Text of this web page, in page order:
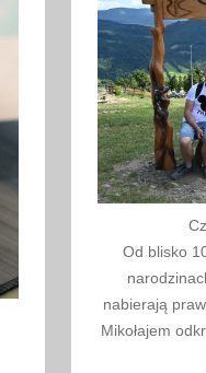
Od blisko
nabierają
Mikołajem